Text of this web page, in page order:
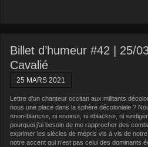
Billet d’humeur #42 | 25/
Cavalié
25 MARS 2021
Lettre d’un chanteur occitan aux militants
nous une place dans la sphère décoloniale ?
«non-blancs», ni «noirs», ni «blacks», ni
pourquoi j’ai besoin de me rapprocher des
exprimer les siècles de mépris vis à vis de
notre accent qui n’est pas celui des dominants